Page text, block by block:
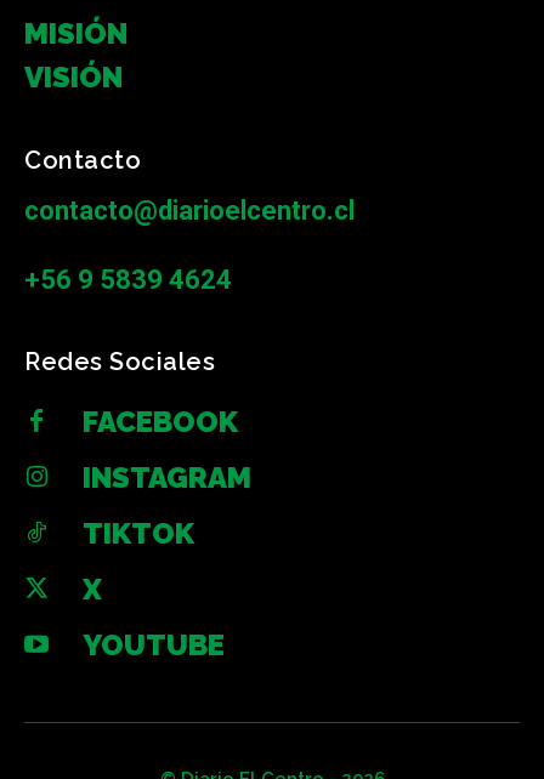
MISIÓN
VISIÓN
Contacto
contacto@diarioelcentro.cl
+56 9 5839 4624
Redes Sociales
FACEBOOK
INSTAGRAM
TIKTOK
X
YOUTUBE